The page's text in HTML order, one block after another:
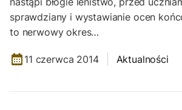
sprawdziany i wystawianie ocen
to nerwowy okres…
11 czerwca 2014 Aktualności